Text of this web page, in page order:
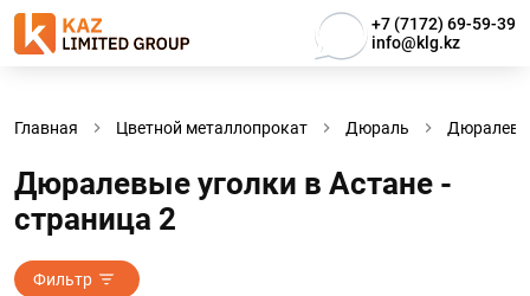
+7 (7172) 69-59-39
info@klg.kz
Главная Цветной металлопрокат Дюраль
Дюралевые уголки в Астанe -
страница 2
Фильтр